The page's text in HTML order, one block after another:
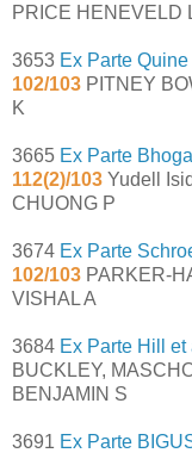
PRICE HENEVELD
3653 Ex Parte Quine
102/103 PITNEY
K
3665 Ex Parte
112(2)/103 Yudell
CHUONG P
3674 Ex Parte
102/103 PARKER-
VISHAL A
3684 Ex Parte Hill et
BUCKLEY,
BENJAMIN S
3691 Ex Parte